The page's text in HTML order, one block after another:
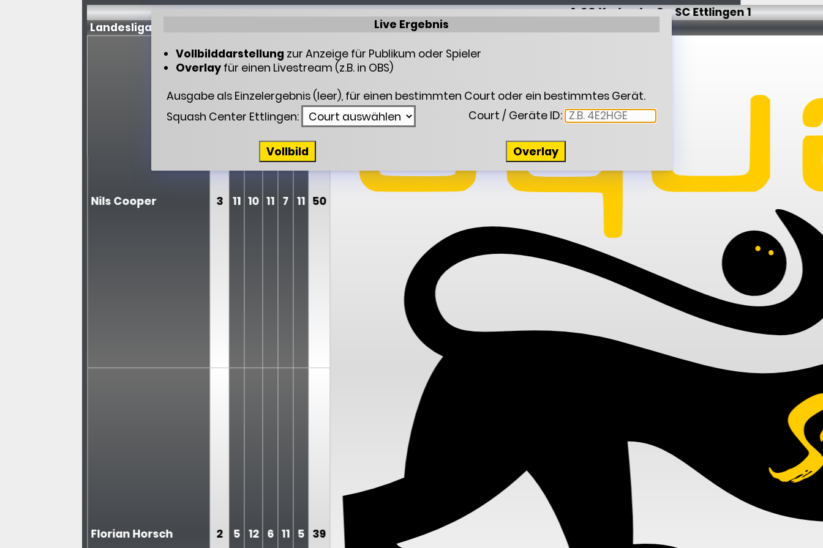
Live Ergebnis
Vollbilddarstellung zur Anzeige für Publikum oder Spieler
Overlay für einen Livestream (z.B. in OBS)
Ausgabe als Einzelergebnis (leer), für einen bestimmten Court oder ein bestimmtes Gerät.
Squash Center Ettlingen:
Court / Geräte ID:
Vollbild Overlay
1. SC Karlsruhe 3 - SC Ettlingen 1
Landesliga Nord-Baden
Nils Cooper 3 11 10 11 7 11 50
Florian Horsch 2 5 12 6 11 5 39